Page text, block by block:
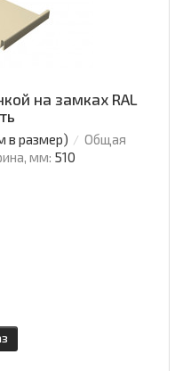
на замках RAL
в размер)
Общая
мм: 510